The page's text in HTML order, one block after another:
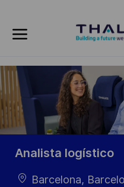
-
Analista logístico
Ort
Barcelona,